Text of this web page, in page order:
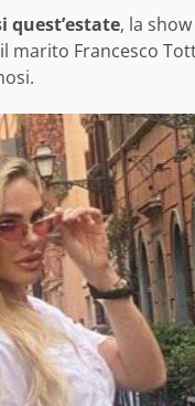
quest’estate, la
marito Francesco